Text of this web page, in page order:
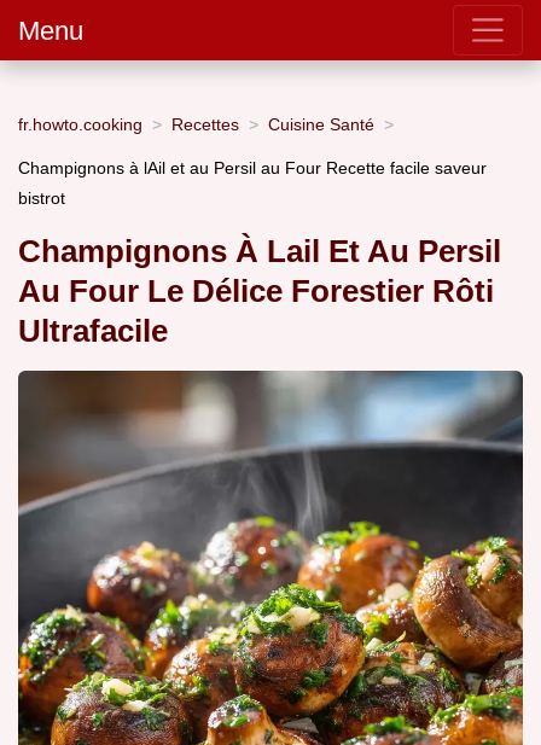
Menu
fr.howto.cooking Recettes Cuisine Santé
Champignons à lAil et au Persil au Four Recette facile saveur
bistrot
Champignons À Lail Et Au Persil
Au Four Le Délice Forestier Rôti
Ultrafacile